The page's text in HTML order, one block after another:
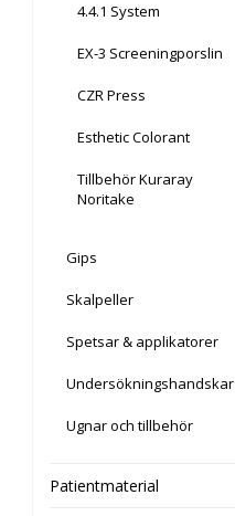
4.4.1 System
EX-3 Screeningporslin
CZR Press
Esthetic Colorant
Tillbehör Kuraray
Noritake
Gips
Skalpeller
Spetsar & applikatorer
Undersökningshandskar
Ugnar och tillbehör
Patientmaterial